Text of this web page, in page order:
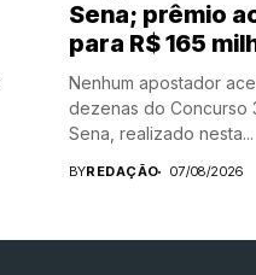
Sena; prêmio
para R$ 165
Nenhum apostador
dezenas do Concurso
Sena, realizado nesta...
BYREDAÇÃO 07/08/2026